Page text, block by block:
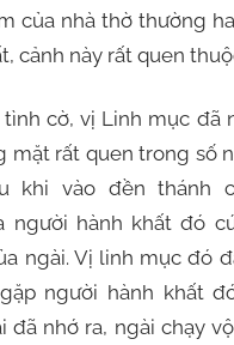
của nhà thờ thường
cảnh này rất quen
vị Linh mục đã
mặt rất quen trong số
khi vào đền thánh
người hành khất đó
ngài. Vị linh mục đó
người hành khất
đã nhớ ra, ngài chạy